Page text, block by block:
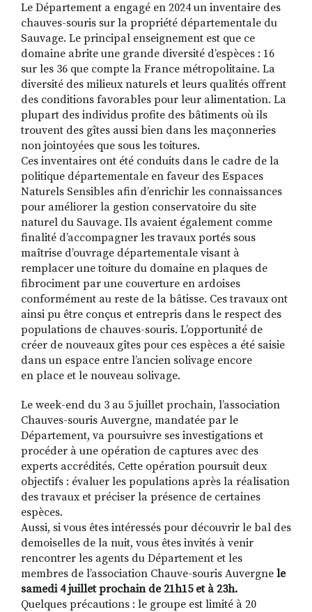
Le Département a engagé en 2024 un inventaire des
chauves-souris sur la propriété départementale du
Sauvage. Le principal enseignement est que ce
domaine abrite une grande diversité d’espèces : 16
sur les 36 que compte la France métropolitaine. La
diversité des milieux naturels et leurs qualités offrent
des conditions favorables pour leur alimentation. La
plupart des individus profite des bâtiments où ils
trouvent des gîtes aussi bien dans les maçonneries
non jointoyées que sous les toitures.
Ces inventaires ont été conduits dans le cadre de la
politique départementale en faveur des Espaces
Naturels Sensibles afin d’enrichir les connaissances
pour améliorer la gestion conservatoire du site
naturel du Sauvage. Ils avaient également comme
finalité d’accompagner les travaux portés sous
maîtrise d’ouvrage départementale visant à
remplacer une toiture du domaine en plaques de
fibrociment par une couverture en ardoises
conformément au reste de la bâtisse. Ces travaux ont
ainsi pu être conçus et entrepris dans le respect des
populations de chauves-souris. L’opportunité de
créer de nouveaux gîtes pour ces espèces a été saisie
dans un espace entre l’ancien solivage encore
en place et le nouveau solivage.
Le week-end du 3 au 5 juillet prochain, l’association
Chauves-souris Auvergne, mandatée par le
Département, va poursuivre ses investigations et
procéder à une opération de captures avec des
experts accrédités. Cette opération poursuit deux
objectifs : évaluer les populations après la réalisation
des travaux et préciser la présence de certaines
espèces.
Aussi, si vous êtes intéressés pour découvrir le bal des
demoiselles de la nuit, vous êtes invités à venir
rencontrer les agents du Département et les
membres de l’association Chauve-souris Auvergne le
samedi 4 juillet prochain de 21h15 et à 23h.
Quelques précautions : le groupe est limité à 20